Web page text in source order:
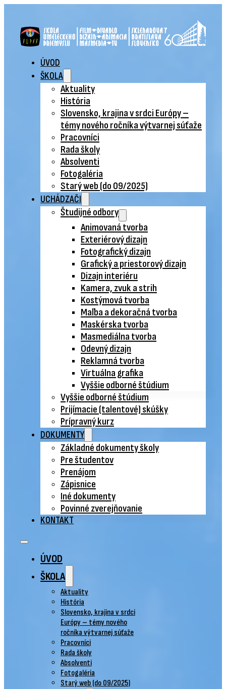
ÚVOD
ŠKOLA
Aktuality
História
Slovensko, krajina v srdci Európy –
témy nového ročníka výtvarnej súťaže
Pracovníci
Rada školy
Absolventi
Fotogaléria
Starý web (do 09/2025)
UCHÁDZAČI
Študijné odbory
Animovaná tvorba
Exteriérový dizajn
Fotografický dizajn
Grafický a priestorový dizajn
Dizajn interiéru
Kamera, zvuk a strih
Kostýmová tvorba
Maľba a dekoračná tvorba
Maskérska tvorba
Masmediálna tvorba
Odevný dizajn
Reklamná tvorba
Virtuálna grafika
Vyššie odborné štúdium
Vyššie odborné štúdium
Prijímacie (talentové) skúšky
Prípravný kurz
DOKUMENTY
Základné dokumenty školy
Pre študentov
Prenájom
Zápisnice
Iné dokumenty
Povinné zverejňovanie
KONTAKT
ÚVOD
ŠKOLA
Aktuality
História
Slovensko, krajina v srdci
Európy – témy nového
ročníka výtvarnej súťaže
Pracovníci
Rada školy
Absolventi
Fotogaléria
Starý web (do 09/2025)